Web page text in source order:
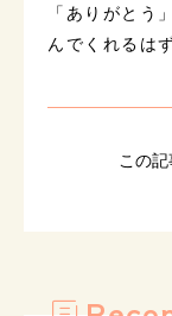
「ありがとう
んでくれるは
この